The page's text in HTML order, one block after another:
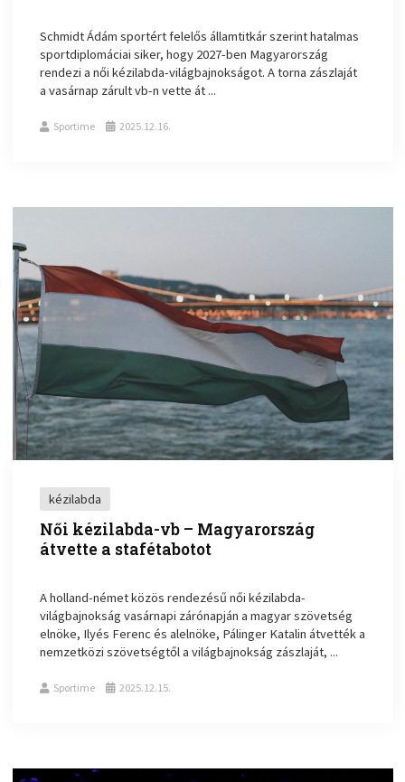
Schmidt Ádám sportért felelős államtitkár szerint hatalmas
sportdiplomáciai siker, hogy 2027-ben Magyarország
rendezi a női kézilabda-világbajnokságot. A torna zászlaját
a vasárnap zárult vb-n vette át ...
Sportime 2025.12.16.
kézilabda
Női kézilabda-vb – Magyarország
átvette a stafétabotot
A holland-német közös rendezésű női kézilabda-
világbajnokság vasárnapi zárónapján a magyar szövetség
elnöke, Ilyés Ferenc és alelnöke, Pálinger Katalin átvették a
nemzetközi szövetségtől a világbajnokság zászlaját, ...
Sportime 2025.12.15.